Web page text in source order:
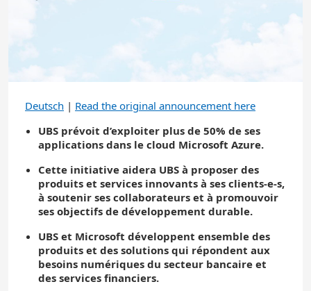
Deutsch | Read the original announcement here
UBS prévoit d’exploiter plus de 50% de ses
applications dans le cloud Microsoft Azure.
Cette initiative aidera UBS à proposer des
produits et services innovants à ses clients-e-s,
à soutenir ses collaborateurs et à promouvoir
ses objectifs de développement durable.
UBS et Microsoft développent ensemble des
produits et des solutions qui répondent aux
besoins numériques du secteur bancaire et
des services financiers.